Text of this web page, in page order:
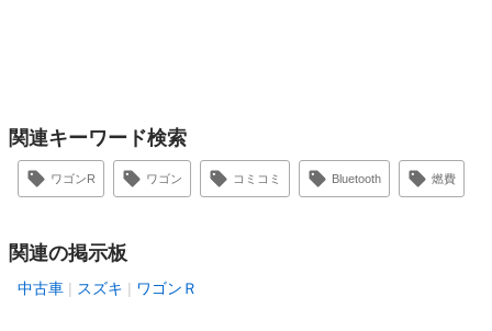
関連キーワード検索
ワゴンR ワゴン コミコミ Bluetooth 燃費
関連の掲示板
中古車 スズキ ワゴンＲ